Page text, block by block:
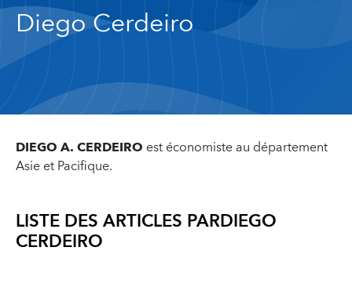
Diego Cerdeiro
DIEGO A. CERDEIRO est économiste au département
Asie et Pacifique.
LISTE DES ARTICLES PARDIEGO
CERDEIRO